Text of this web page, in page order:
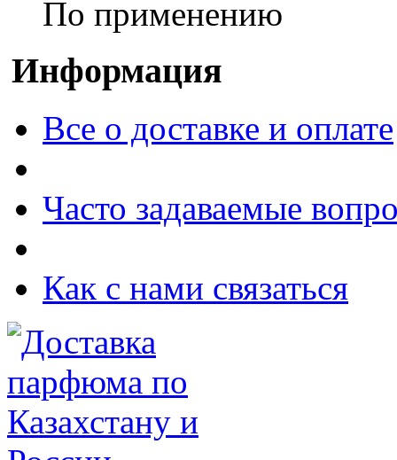
По применению
Информация
Все о доставке и оплате
Часто задаваемые
Как с нами связаться